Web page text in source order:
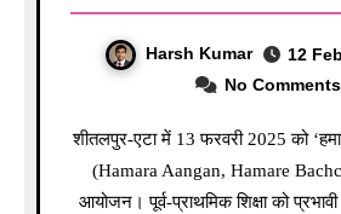
Harsh Kumar
12
No Comments
शीतलपुर-एटा में 13 फरवरी 2025 को ‘हमारा आँगन, हमारे बच्चे’
(Hamara Aangan, Hamare
आयोजन। पूर्व-प्राथमिक शिक्षा को